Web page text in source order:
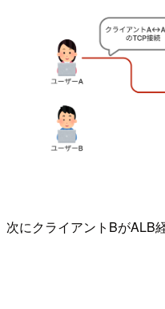
次にクライアントBがALB